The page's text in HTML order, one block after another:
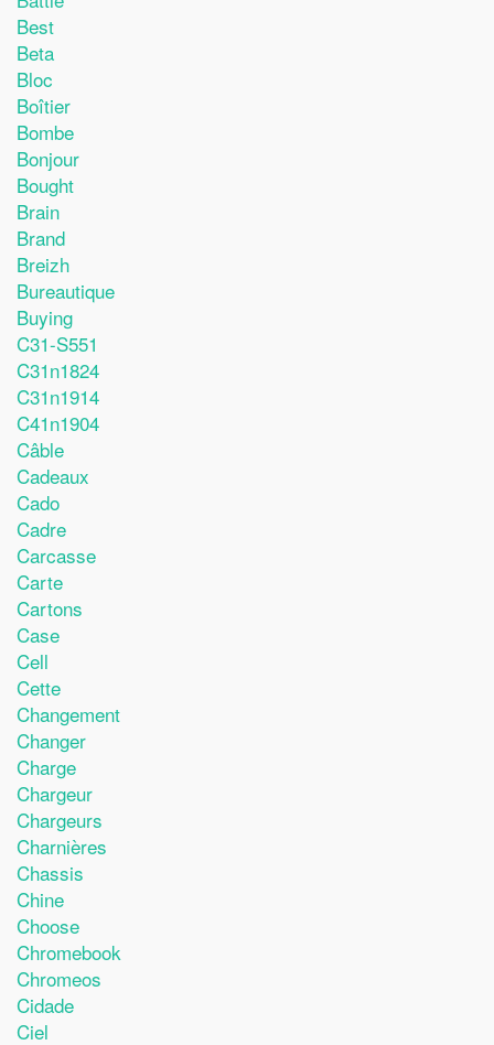
Best
Beta
Bloc
Boîtier
Bombe
Bonjour
Bought
Brain
Brand
Breizh
Bureautique
Buying
C31-S551
C31n1824
C31n1914
C41n1904
Câble
Cadeaux
Cado
Cadre
Carcasse
Carte
Cartons
Case
Cell
Cette
Changement
Changer
Charge
Chargeur
Chargeurs
Charnières
Chassis
Chine
Choose
Chromebook
Chromeos
Cidade
Ciel